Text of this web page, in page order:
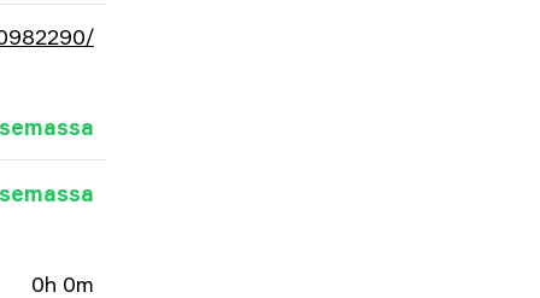
0h 0m